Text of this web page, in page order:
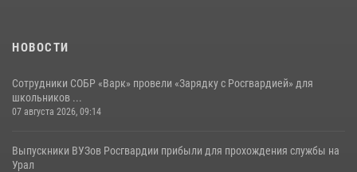
НОВОСТИ
Сотрудники СОБР «Варк» провели «Зарядку с Росгвардией» для
школьников ...
07 августа 2026, 09:14
Выпускники ВУЗов Росгвардии прибыли для прохождения службы на
Урал